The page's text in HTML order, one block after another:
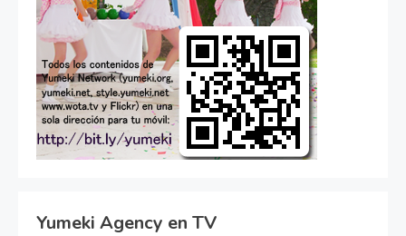
Yumeki Agency en TV